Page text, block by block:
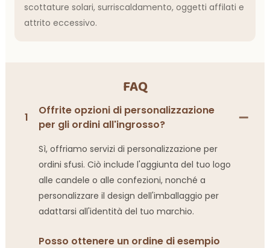
scottature solari, surriscaldamento, oggetti affilati e
attrito eccessivo.
FAQ
1
Offrite opzioni di personalizzazione
per gli ordini all'ingrosso?
Sì, offriamo servizi di personalizzazione per
ordini sfusi. Ciò include l'aggiunta del tuo logo
alle candele o alle confezioni, nonché a
personalizzare il design dell'imballaggio per
adattarsi all'identità del tuo marchio.
Posso ottenere un ordine di esempio